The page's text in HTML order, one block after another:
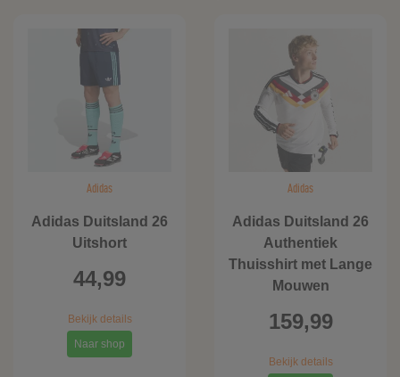
Adidas
Adidas Duitsland 26
Uitshort
44,99
Bekijk details
Naar shop
Adidas
Adidas Duitsland 26
Authentiek
Thuisshirt met Lange
Mouwen
159,99
Bekijk details